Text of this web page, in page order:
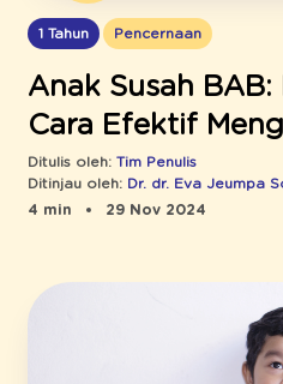
1 Tahun Pencernaan
Anak Susah BAB:
Cara Efektif
Ditulis oleh: Tim Penulis
Ditinjau oleh: Dr. dr. Eva Jeumpa
4 min
29 Nov 2024